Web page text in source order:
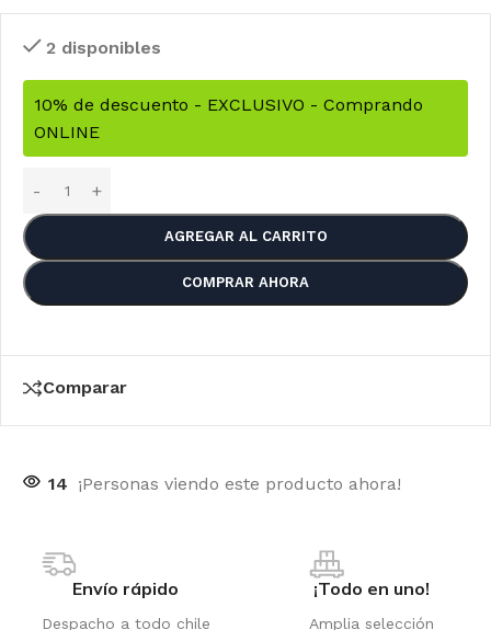
2 disponibles
10% de descuento - EXCLUSIVO - Comprando
ONLINE
AGREGAR AL CARRITO
COMPRAR AHORA
Comparar
14 ¡Personas viendo este producto ahora!
Envío rápido
Despacho a todo chile
¡Todo en uno!
Amplia selección